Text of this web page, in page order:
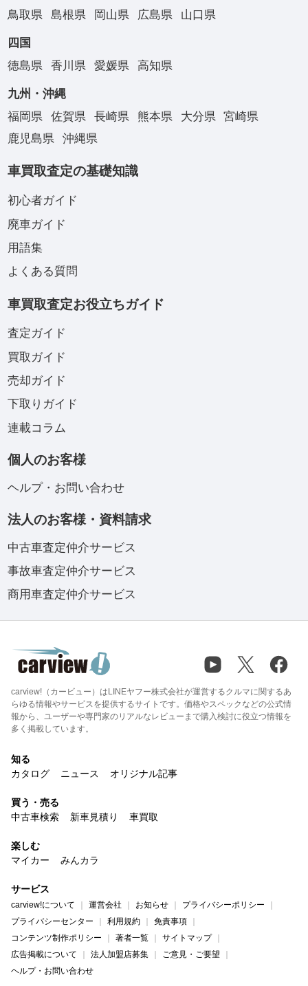
鳥取県
島根県 岡山県 広島県 山口県
四国
徳島県
香川県 愛媛県 高知県
九州・沖縄
福岡県
佐賀県 長崎県 熊本県 大分県
宮崎県
鹿児島県
沖縄県
車買取査定の基礎知識
初心者ガイド
廃車ガイド
用語集
よくある質問
車買取査定お役立ちガイド
査定ガイド
買取ガイド
売却ガイド
下取りガイド
連載コラム
個人のお客様
ヘルプ・お問い合わせ
法人のお客様・資料請求
中古車査定仲介サービス
事故車査定仲介サービス
商用車査定仲介サービス
carview!（カービュー）はLINEヤフー株式会社が運営するクルマに関するあ
らゆる情報やサービスを提供するサイトです。価格やスペックなどの公式情
報から、ユーザーや専門家のリアルなレビューまで購入検討に役立つ情報を
多く掲載しています。
知る
カタログ
ニュース オリジナル記事
買う・売る
中古車検索
新車見積り 車買取
楽しむ
マイカー
みんカラ
サービス
carview!について 運営会社 お知らせ
プライバシーポリシー
プライバシーセンター
利用規約
免責事項
コンテンツ制作ポリシー
著者一覧
サイトマップ
広告掲載について
法人加盟店募集
ご意見・ご要望
ヘルプ・お問い合わせ